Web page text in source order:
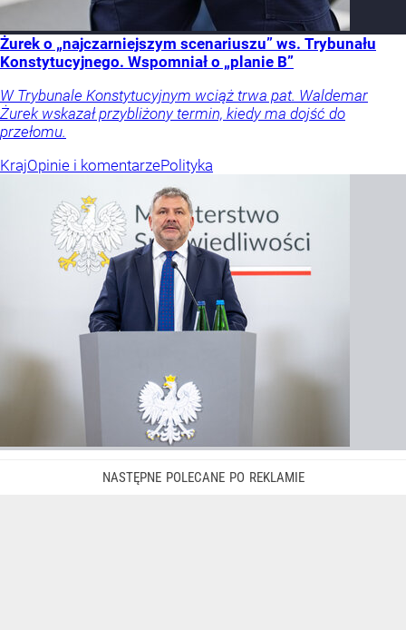
Żurek o „najczarniejszym scenariuszu” ws. Trybunału
Konstytucyjnego. Wspomniał o „planie B”
W Trybunale Konstytucyjnym wciąż trwa pat. Waldemar
Żurek wskazał przybliżony termin, kiedy ma dojść do
przełomu.
KrajOpinie i komentarzePolityka